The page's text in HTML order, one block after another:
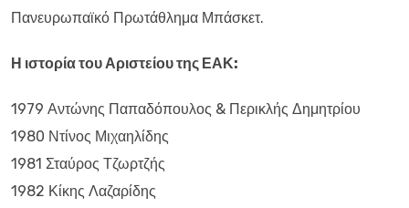
Πανευρωπαϊκό Πρωτάθλημα Μπάσκετ.
Η ιστορία του Αριστείου της ΕΑΚ:
1979 Αντώνης Παπαδόπουλος & Περικλής Δημητρίου
1980 Ντίνος Μιχαηλίδης
1981 Σταύρος Τζωρτζής
1982 Κίκης Λαζαρίδης